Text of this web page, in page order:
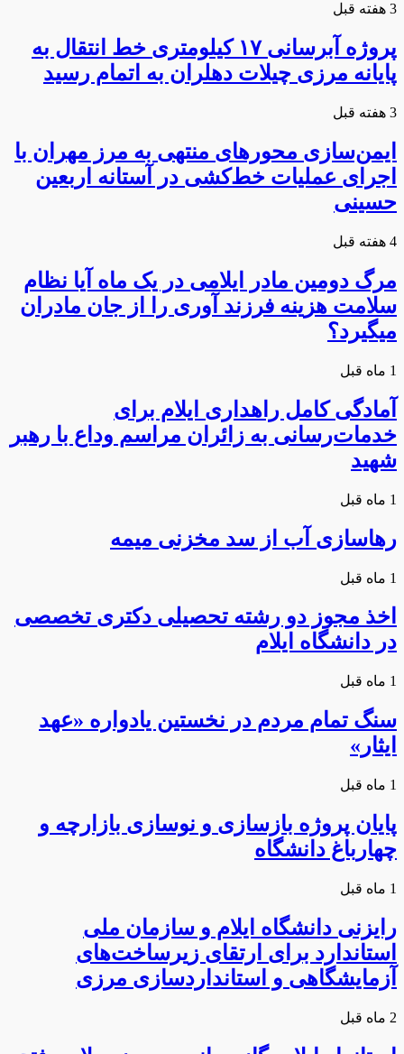
3 هفته قبل
پروژه آبرسانی ۱۷ کیلومتری خط انتقال به
پایانه مرزی چیلات دهلران به اتمام رسید
3 هفته قبل
ایمن‌سازی محورهای منتهی به مرز مهران با
اجرای عملیات خط‌کشی در آستانه اربعین
حسینی
4 هفته قبل
مرگ دومین مادر ایلامی در یک ماه آیا نظام
سلامت هزینه فرزند آوری را از جان مادران
میگیرد؟
1 ماه قبل
آمادگی کامل راهداری ایلام برای
خدمات‌رسانی به زائران مراسم وداع با رهبر
شهید
1 ماه قبل
رهاسازی آب از سد مخزنی میمه
1 ماه قبل
اخذ مجوز دو رشته تحصیلی دکتری تخصصی
در دانشگاه ایلام
1 ماه قبل
سنگ تمام مردم در نخستین یادواره «عهد
ایثار»
1 ماه قبل
پایان پروژه بازسازی و نوسازی بازارچه و
چهارباغ دانشگاه
1 ماه قبل
رایزنی دانشگاه ایلام و سازمان ملی
استاندارد برای ارتقای زیرساخت‌های
آزمایشگاهی و استانداردسازی مرزی
2 ماه قبل